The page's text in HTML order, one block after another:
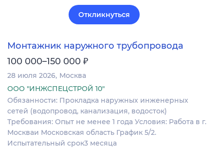
Откликнуться
Монтажник наружного трубопровода
100 000–150 000 ₽
28 июля 2026 Москва
ООО "ИНЖСПЕЦСТРОЙ 10"
Обязанности: Прокладка наружных инженерных
сетей (водопровод, канализация, водосток)
Требования: Опыт не менее 1 года Условия: Работа в г.
Москваи Московская область График 5/2.
Испытательный срок3 месяца